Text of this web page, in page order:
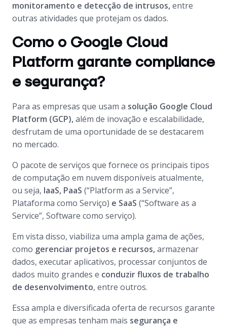
monitoramento e detecção de intrusos,entre
outras atividades que protejam os dados.
Como o Google Cloud
Platform garante compliance
e segurança?
Para as empresas que usam a solução Google Cloud
Platform (GCP),além de inovação e escalabilidade,
desfrutam de uma oportunidade de se destacarem
no mercado.
O pacote de serviços que fornece os principais tipos
de computação em nuvem disponíveis atualmente,
ou seja, IaaS, PaaS (“Platform as a Service”,
Plataforma como Serviço) e SaaS (“Software as a
Service”, Software como serviço).
Em vista disso, viabiliza uma ampla gama de ações,
como gerenciar projetos e recursos,armazenar
dados, executar aplicativos, processar conjuntos de
dados muito grandes e conduzir fluxos de trabalho
de desenvolvimento, entre outros.
Essa ampla e diversificada oferta de recursos garante
que as empresas tenham mais segurança e